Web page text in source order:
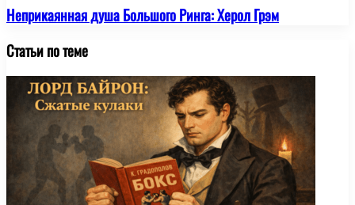
Неприкаянная душа Большого Ринга: Херол Грэм
Статьи по теме